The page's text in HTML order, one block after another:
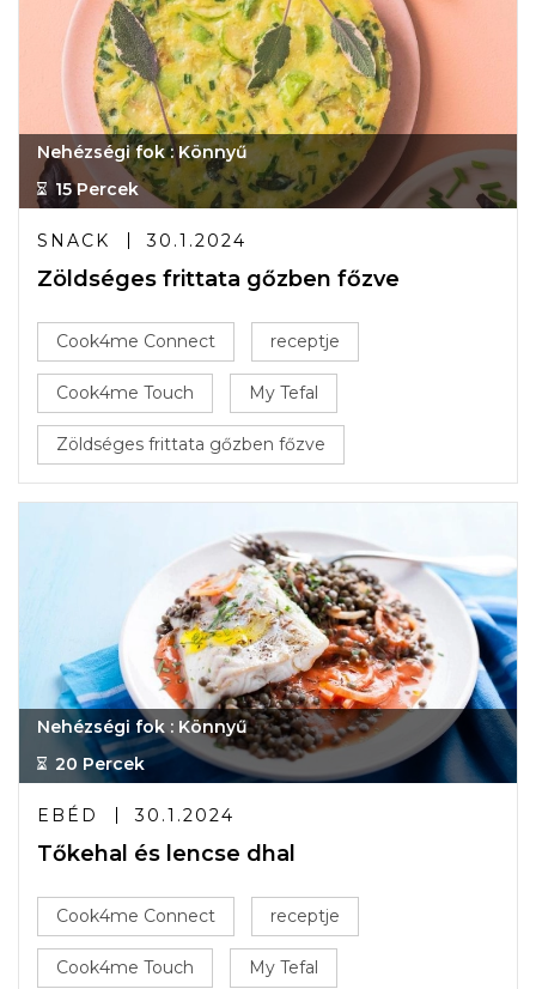
Nehézségi fok : Könnyű
15 Percek
SNACK 30.1.2024
Zöldséges frittata gőzben főzve
Cook4me Connect receptje
Cook4me Touch My Tefal
Zöldséges frittata gőzben főzve
Nehézségi fok : Könnyű
20 Percek
EBÉD 30.1.2024
Tőkehal és lencse dhal
Cook4me Connect receptje
Cook4me Touch My Tefal